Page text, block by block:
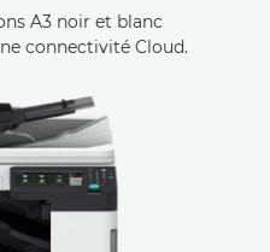
A3 noir et blanc
connectivité Cloud.